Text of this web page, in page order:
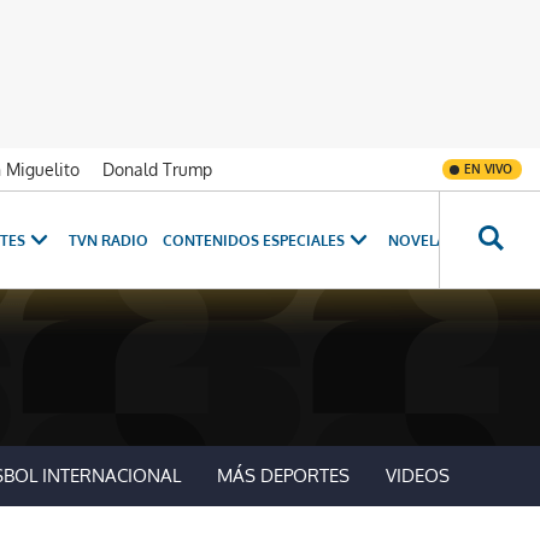
Miguelito Donald Trump EN VIVO
TVN RADIO CONTENIDOS ESPECIALES NOVELAS
INTERNACIONAL MÁS DEPORTES VIDEOS